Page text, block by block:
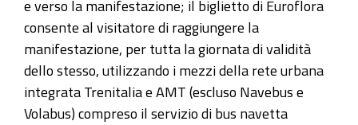
e verso la manifestazione; il biglietto di Euroflora
consente al visitatore di raggiungere la
manifestazione, per tutta la giornata di validità
dello stesso, utilizzando i mezzi della rete urbana
integrata Trenitalia e AMT (escluso Navebus e
Volabus) compreso il servizio di bus navetta